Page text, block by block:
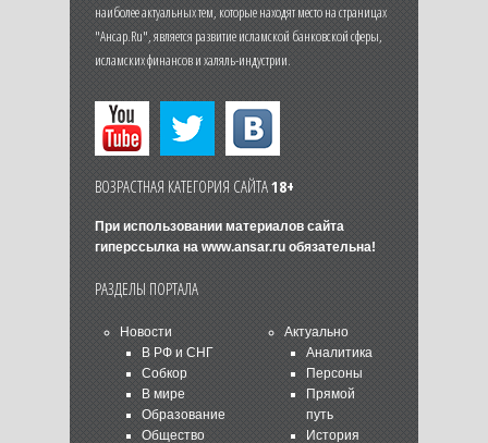
наиболее актуальных тем, которые находят место на страницах
"Ансар.Ru", является развитие исламской банковской сферы,
исламских финансов и халяль-индустрии.
ВОЗРАСТНАЯ КАТЕГОРИЯ САЙТА18+
При использовании материалов сайта
гиперссылка на www.ansar.ruобязательна!
РАЗДЕЛЫ ПОРТАЛА
Новости
В РФ и СНГ
Собкор
В мире
Образование
Общество
Актуально
Аналитика
Персоны
Прямой
путь
История